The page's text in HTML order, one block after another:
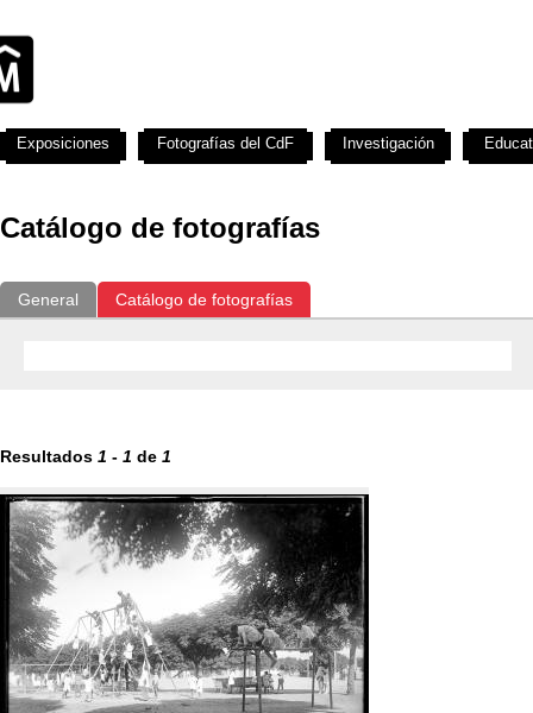
Catálogo de fotografías
General Catálogo de fotografías
Resultados 1 - 1 de 1
Exposiciones Fotografías del CdF Investigación